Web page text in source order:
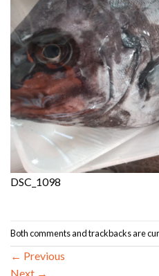
DSC_1098
Both comments and trackbacks are
← Previous
Next →